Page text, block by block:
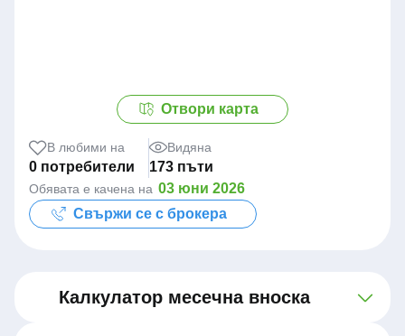
Отвори карта
В любими на
0 потребители
Видяна
173 пъти
Обявата е качена на 03 юни 2026
Свържи се с брокера
Калкулатор месечна вноска